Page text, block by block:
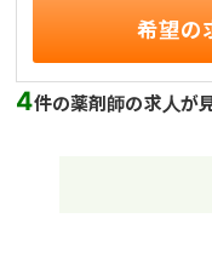
希望の
4件の薬剤師の求人が